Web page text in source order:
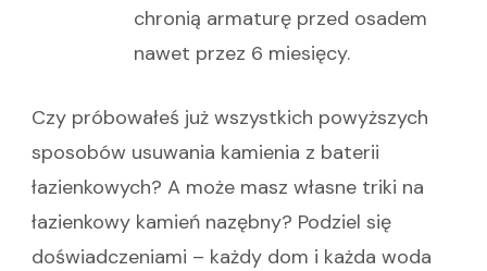
chronią armaturę przed osadem
nawet przez 6 miesięcy.
Czy próbowałeś już wszystkich powyższych
sposobów usuwania kamienia z baterii
łazienkowych? A może masz własne triki na
łazienkowy kamień nazębny? Podziel się
doświadczeniami – każdy dom i każda woda